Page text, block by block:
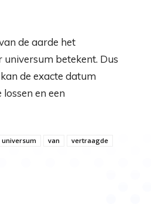
de aarde het
betekent. Dus
de exacte datum
en een
universum van
vertraagde